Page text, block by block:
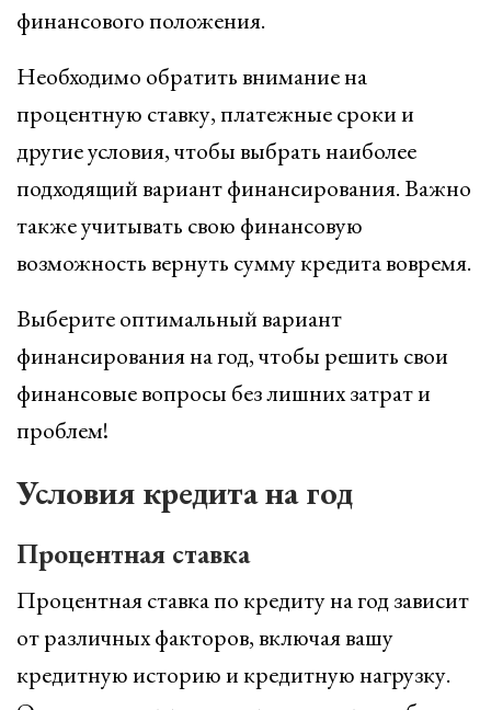
финансового положения.
Необходимо обратить внимание на
процентную ставку, платежные сроки и
другие условия, чтобы выбрать наиболее
подходящий вариант финансирования. Важно
также учитывать свою финансовую
возможность вернуть сумму кредита вовремя.
Выберите оптимальный вариант
финансирования на год, чтобы решить свои
финансовые вопросы без лишних затрат и
проблем!
Условия кредита на год
Процентная ставка
Процентная ставка по кредиту на год зависит
от различных факторов, включая вашу
кредитную историю и кредитную нагрузку.